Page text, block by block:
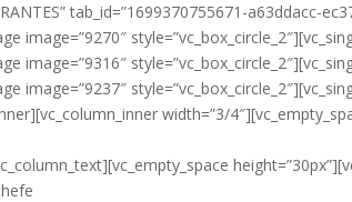
tab_id=”1699370755671-a63ddacc-
image=”9270″
image=”9316″
image=”9237″
width=”3/